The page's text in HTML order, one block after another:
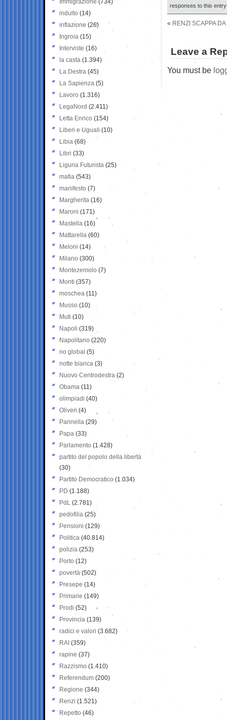
responses to this
« RENZI SCAPPA
Leave a
You must be
Immigrazione (734)
indulto (14)
inflazione (26)
Ingroia (15)
Interviste (16)
la casta (1.394)
La Destra (45)
La Sapienza (5)
Lavoro (1.316)
LegaNord (2.411)
Letta Enrico (154)
Liberi e Uguali (10)
Libia (68)
Libri (33)
Liguria Futurista (25)
mafia (543)
manifesto (7)
Margherita (16)
Maroni (171)
Mastella (16)
Mattarella (60)
Meloni (14)
Milano (300)
Montezemolo (7)
Monti (357)
moschea (11)
Musso (10)
Muti (10)
Napoli (319)
Napolitano (220)
no global (5)
notte bianca (3)
Nuovo Centrodestra (2)
Obama (11)
olimpiadi (40)
Oliveri (4)
Pannella (29)
Papa (33)
Parlamento (1.428)
partito del popolo della libertà
(30)
Partito Democratico (1.034)
PD (1.188)
PdL (2.781)
pedofilia (25)
Pensioni (129)
Politica (40.814)
polizia (253)
Porto (12)
povertà (502)
Presepe (14)
Primarie (149)
Prodi (52)
Provincia (139)
radici e valori (3.682)
RAI (359)
rapine (37)
Razzismo (1.410)
Referendum (200)
Regione (344)
Renzi (1.521)
Repetto (46)